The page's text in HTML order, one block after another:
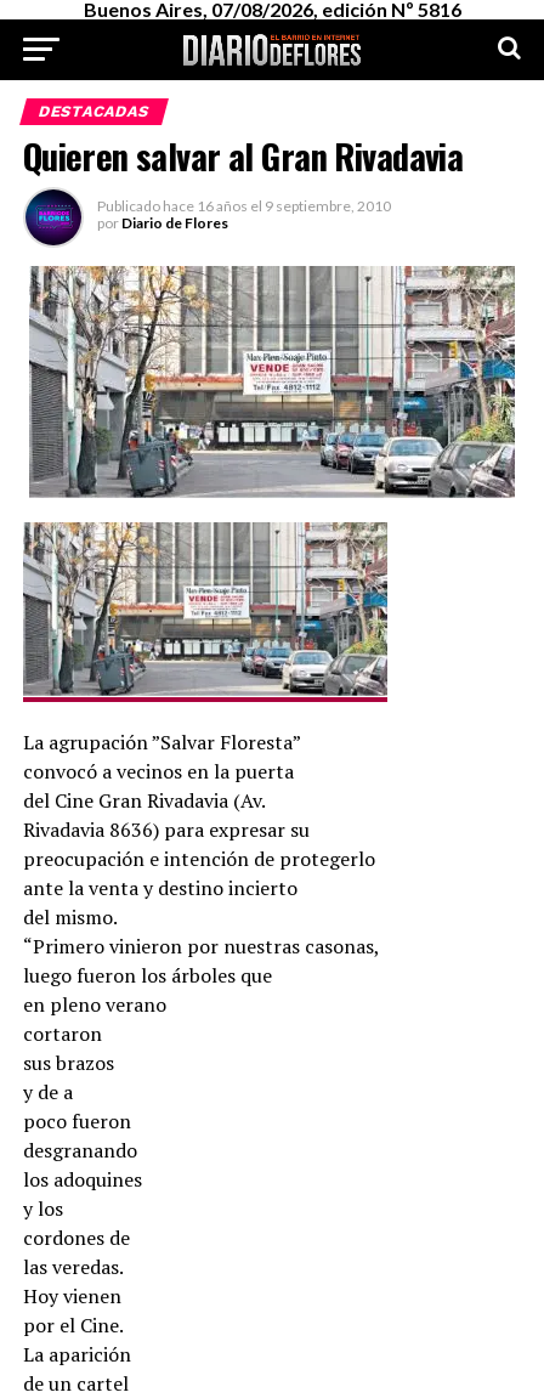
Buenos Aires, 07/08/2026, edición Nº 5816
DESTACADAS
Quieren salvar al Gran Rivadavia
Publicado hace 16 años el 9 septiembre, 2010
por Diario de Flores
La agrupación ”Salvar Floresta”
convocó a vecinos en la puerta
del Cine Gran Rivadavia (Av.
Rivadavia 8636) para expresar su
preocupación e intención de protegerlo
ante la venta y destino incierto
del mismo.
“Primero vinieron por nuestras casonas,
luego fueron los árboles que
en pleno verano
cortaron
sus brazos
y de a
poco fueron
desgranando
los adoquines
y los
cordones de
las veredas.
Hoy vienen
por el Cine.
La aparición
de un cartel